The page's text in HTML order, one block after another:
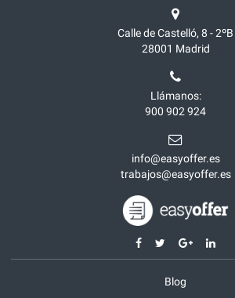
Calle de Castelló, 8 - 2ºB
28001 Madrid
Llámanos:
900 902 924
info@easyoffer.es
trabajos@easyoffer.es
Blog